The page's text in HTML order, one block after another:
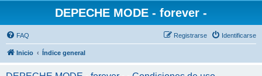
DEPECHE MODE - forever -
FAQ Identificarse
Registrarse
Inicio Índice general